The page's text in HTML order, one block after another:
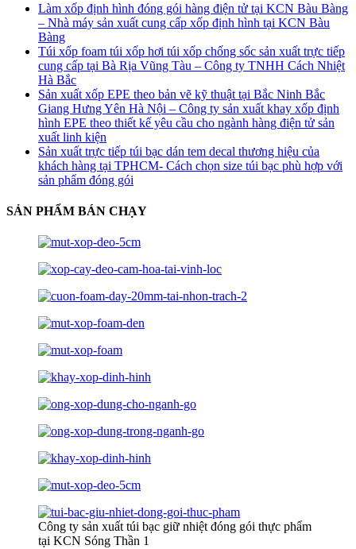
Làm xốp định hình đóng gói hàng điện tử tại KCN Bàu Bàng
– Nhà máy sản xuất cung cấp xốp định hình tại KCN Bàu
Bàng
Túi xốp foam túi xốp hơi túi xốp chống sốc sản xuất trực tiếp
cung cấp tại Bà Rịa Vũng Tàu – Công ty TNHH Cách Nhiệt
Hà Bắc
Sản xuất xốp EPE theo bản vẽ kỹ thuật tại Bắc Ninh Bắc
Giang Hưng Yên Hà Nội – Công ty sản xuất khay xốp định
hình EPE theo thiết kế yêu cầu cho ngành hàng điện tử sản
xuất linh kiện
Sản xuất trực tiếp túi bạc dán tem decal thương hiệu của
khách hàng tại TPHCM- Cách chọn size túi bạc phù hợp với
sản phẩm đóng gói
SẢN PHẨM BÁN CHẠY
Công ty sản xuất túi bạc giữ nhiệt đóng gói thực phẩm
tại KCN Sóng Thần 1